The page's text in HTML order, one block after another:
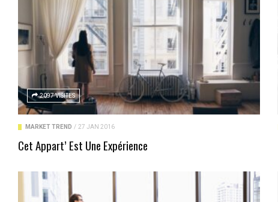
2097 VISITES
MARKET TREND / 27 JAN 2016
Cet Appart’ Est Une Expérience